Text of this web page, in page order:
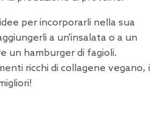
per incorporarli nella sua
a un'insalata o a un
un hamburger di fagioli.
ricchi di collagene vegano, i